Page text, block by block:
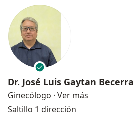
Dr. José Luis Gaytan Becerra
Ginecólogo · Ver más
Saltillo 1 dirección